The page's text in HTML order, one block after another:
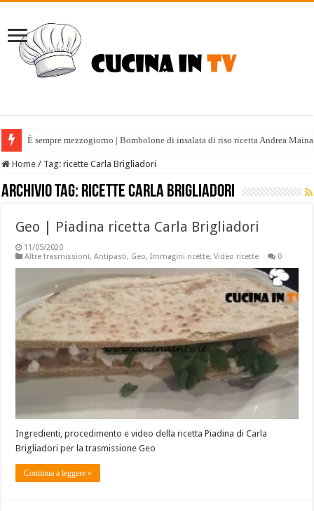
È sempre mezzogiorno | Bombolone di insalata di riso ricetta Andrea
Home / Tag:ricette Carla Brigliadori
Archivio tag: ricette Carla Brigliadori
Geo | Piadina ricetta Carla Brigliadori
11/05/2020
Altre trasmissioni,Antipasti, Geo,Immagini ricette,Video ricette 0
Ingredienti, procedimento e video della ricetta Piadina di Carla
Brigliadori per la trasmissione Geo
Continua a leggere »